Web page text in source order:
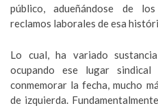
público, adueñándose de
reclamos laborales de esa
Lo cual, ha variado
ocupando ese lugar
conmemorar la fecha, mucho
de izquierda.